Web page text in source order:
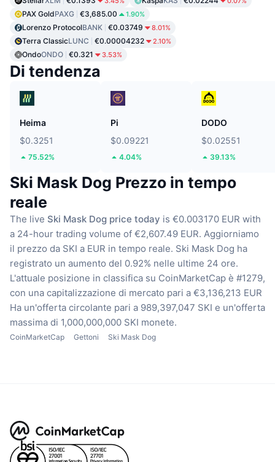
PAX GoldPAXG €3,685.00 1.90%
Lorenzo ProtocolBANK €0.03749 8.01%
Terra ClassicLUNC €0.00004232 2.10%
OndoONDO €0.321 3.53%
Di tendenza
Heima
$0.3251
75.52%
Pi
$0.09221
4.04%
DODO
$0.02551
39.13%
Ski Mask Dog Prezzo in tempo
reale
The live Ski Mask Dog price today is €0.003170 EUR with
a 24-hour trading volume of €2,607.49 EUR. Aggiorniamo
il prezzo da SKI a EUR in tempo reale. Ski Mask Dog ha
registrato un aumento del 0.92% nelle ultime 24 ore.
L'attuale posizione in classifica su CoinMarketCap è #1279,
con una capitalizzazione di mercato pari a €3,136,213 EUR
Ha un'offerta circolante pari a 989,397,047 SKI e un'offerta
massima di 1,000,000,000 SKI monete.
CoinMarketCap Gettoni Ski Mask Dog